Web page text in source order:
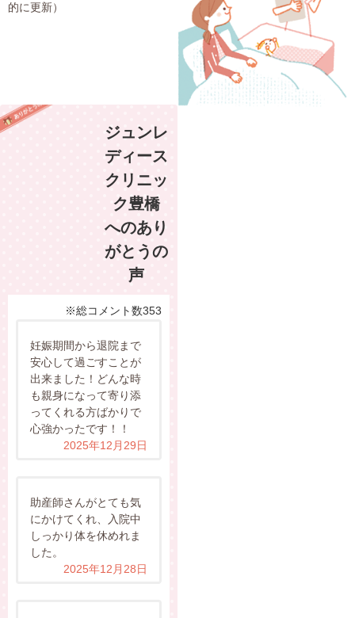
的に更新）
ジュンレ
ディース
クリニッ
ク豊橋
へのあり
がとうの
声
※総コメント数353
妊娠期間から退院まで
安心して過ごすことが
出来ました！どんな時
も親身になって寄り添
ってくれる方ばかりで
心強かったです！！
2025年12月29日
助産師さんがとても気
にかけてくれ、入院中
しっかり体を休めれま
した。
2025年12月28日